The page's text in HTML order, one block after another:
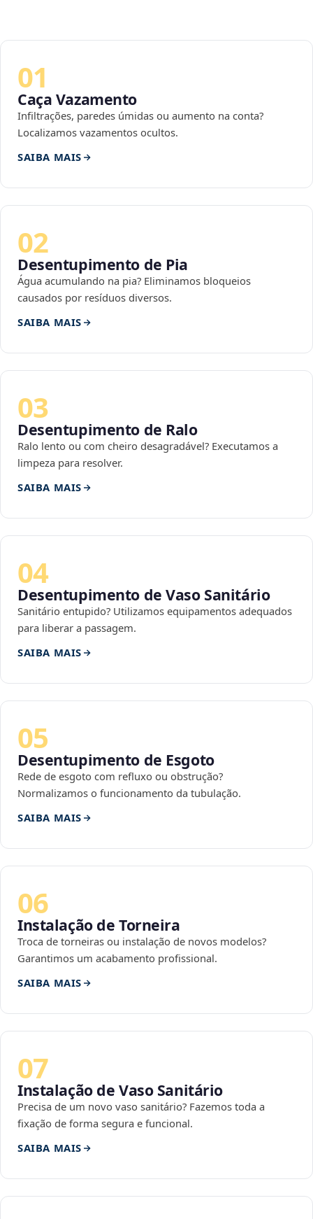
01
Caça Vazamento
Infiltrações, paredes úmidas ou aumento na conta?
Localizamos vazamentos ocultos.
SAIBA MAIS
02
Desentupimento de Pia
Água acumulando na pia? Eliminamos bloqueios
causados por resíduos diversos.
SAIBA MAIS
03
Desentupimento de Ralo
Ralo lento ou com cheiro desagradável? Executamos a
limpeza para resolver.
SAIBA MAIS
04
Desentupimento de Vaso Sanitário
Sanitário entupido? Utilizamos equipamentos adequados
para liberar a passagem.
SAIBA MAIS
05
Desentupimento de Esgoto
Rede de esgoto com refluxo ou obstrução?
Normalizamos o funcionamento da tubulação.
SAIBA MAIS
06
Instalação de Torneira
Troca de torneiras ou instalação de novos modelos?
Garantimos um acabamento profissional.
SAIBA MAIS
07
Instalação de Vaso Sanitário
Precisa de um novo vaso sanitário? Fazemos toda a
fixação de forma segura e funcional.
SAIBA MAIS